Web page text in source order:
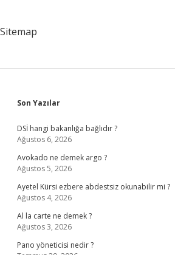
Sitemap
Sidebar
Son Yazılar
DSİ hangi bakanlığa bağlıdır ?
Ağustos 6, 2026
Avokado ne demek argo ?
Ağustos 5, 2026
Ayetel Kürsi ezbere abdestsiz okunabilir mi ?
Ağustos 4, 2026
Al la carte ne demek ?
Ağustos 3, 2026
Pano yöneticisi nedir ?